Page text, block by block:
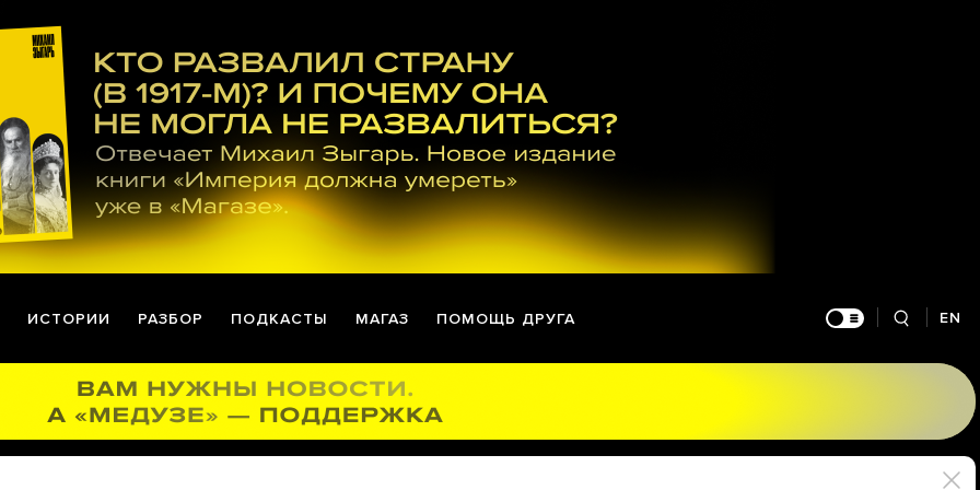
ИСТОРИИ РАЗБОР ПОДКАСТЫ МАГАЗ ПОМОЩЬ ДРУГА EN